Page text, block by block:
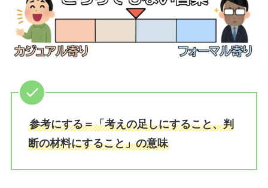
参考にする＝「考えの足しにすること、判
断の材料にすること」の意味